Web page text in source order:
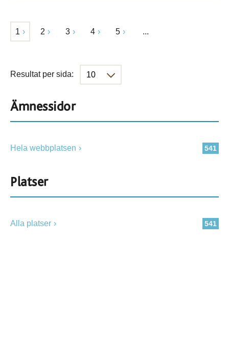
1 2 3 4 5 ...
Resultat per sida:
Ämnessidor
541
Hela webbplatsen
Platser
541
Alla platser